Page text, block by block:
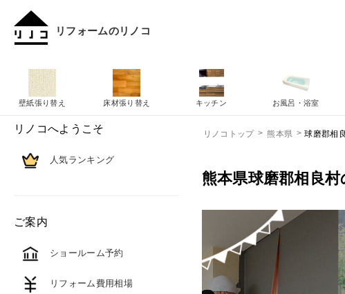
リフォームのリノコ
リノコトップ 熊本県 球磨郡相
熊本県球磨郡相良
壁紙張り替え 床材張り替え キッチン お風呂・浴室
リノコへようこそ
人気ランキング
ご案内
ショールーム予約
リフォーム費用相場